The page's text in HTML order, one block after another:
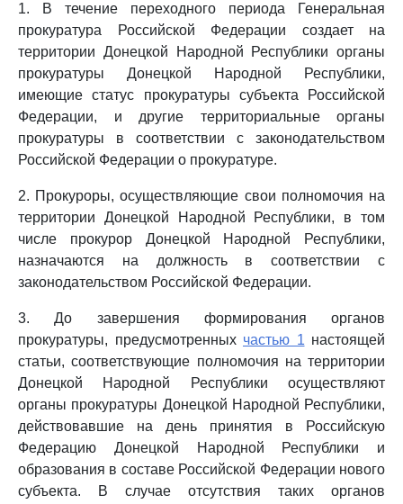
1. В течение переходного периода Генеральная
прокуратура Российской Федерации создает на
территории Донецкой Народной Республики органы
прокуратуры Донецкой Народной Республики,
имеющие статус прокуратуры субъекта Российской
Федерации, и другие территориальные органы
прокуратуры в соответствии с законодательством
Российской Федерации о прокуратуре.
2. Прокуроры, осуществляющие свои полномочия на
территории Донецкой Народной Республики, в том
числе прокурор Донецкой Народной Республики,
назначаются на должность в соответствии с
законодательством Российской Федерации.
3. До завершения формирования органов
прокуратуры, предусмотренных частью 1 настоящей
статьи, соответствующие полномочия на территории
Донецкой Народной Республики осуществляют
органы прокуратуры Донецкой Народной Республики,
действовавшие на день принятия в Российскую
Федерацию Донецкой Народной Республики и
образования в составе Российской Федерации нового
субъекта. В случае отсутствия таких органов